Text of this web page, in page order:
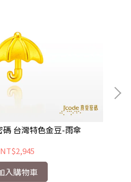
台灣特色金豆-雨傘
NT$2,945
入購物車